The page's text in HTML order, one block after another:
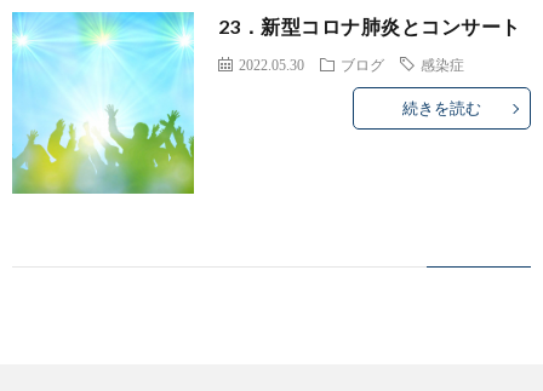
院
TOP
ン
タ
23．新型コロナ肺炎とコンサート
2022.05.30 ブログ 感染症
続きを読む